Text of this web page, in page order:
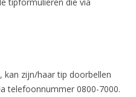
kan zijn/haar tip doorbellen
telefoonnummer 0800-7000.